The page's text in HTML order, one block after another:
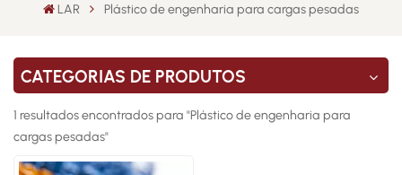
LAR Plástico de engenharia para cargas pesadas
CATEGORIAS DE PRODUTOS
1 resultados encontrados para "Plástico de engenharia para
cargas pesadas"